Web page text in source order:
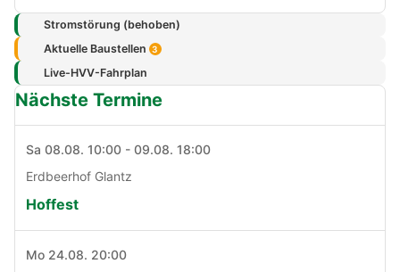
Stromstörung (behoben)
Aktuelle Baustellen 3
Live-HVV-Fahrplan
Nächste Termine
Sa 08.08. 10:00 - 09.08. 18:00
Erdbeerhof Glantz
Hoffest
Mo 24.08. 20:00